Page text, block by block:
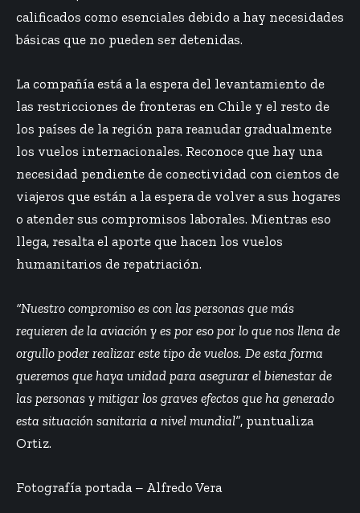
calificados como esenciales debido a hay necesidades
básicas que no pueden ser detenidas.
La compañía está a la espera del levantamiento de
las restricciones de fronteras en Chile y el resto de
los países de la región para reanudar gradualmente
los vuelos internacionales. Reconoce que hay una
necesidad pendiente de conectividad con cientos de
viajeros que están a la espera de volver a sus hogares
o atender sus compromisos laborales. Mientras eso
llega, resalta el aporte que hacen los vuelos
humanitarios de repatriación.
“Nuestro compromiso es con las personas que más
requieren de la aviación y es por eso por lo que nos llena de
orgullo poder realizar este tipo de vuelos. De esta forma
queremos que haya unidad para asegurar el bienestar de
las personas y mitigar los graves efectos que ha generado
esta situación sanitaria a nivel mundial”, puntualiza
Ortiz.
Fotografía portada – Alfredo Vera